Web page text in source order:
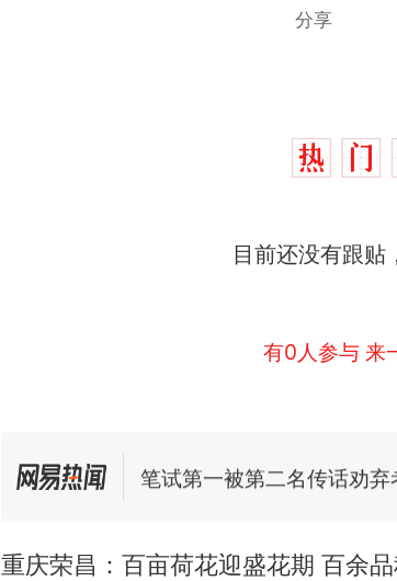
分享
目前还没有跟贴
有0人参与 来
制裁瓜子饺子，美国怕
那个在床头放菜刀的女
男子上山采菌偶然发现鸡
笔试第一被第二名传话劝弃
重庆荣昌：百亩荷花迎盛花期 百余